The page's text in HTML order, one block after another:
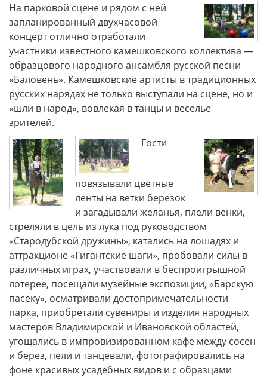
На парковой сцене и рядом с ней
запланированный двухчасовой
концерт отлично отработали
участники известного камешковского коллектива —
образцового народного ансамбля русской песни
«Баловень». Камешковские артисты в традиционных
русских нарядах не только выступали на сцене, но и
«шли в народ», вовлекая в танцы и веселье
зрителей.
Гости
повязывали цветные
ленты на ветки березок
и загадывали желанья, плели венки,
стреляли в цель из лука под руководством
«Стародубской дружины», катались на лошадях и
аттракционе «Гигантские шаги», пробовали силы в
различных играх, участвовали в беспроигрышной
лотерее, посещали музейные экспозиции, «Барскую
пасеку», осматривали достопримечательности
парка, приобретали сувениры и изделия народных
мастеров Владимирской и Ивановской областей,
угощались в импровизированном кафе между сосен
и берез, пели и танцевали, фотографировались на
фоне красивых усадебных видов и с образцами